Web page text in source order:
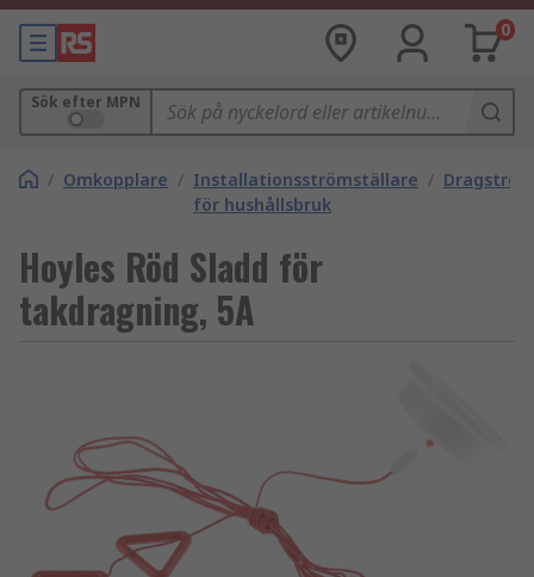
0
Sök efter MPN
/ Omkopplare / Installationsströmställare
för hushållsbruk
/
Hoyles Röd Sladd för
takdragning, 5A